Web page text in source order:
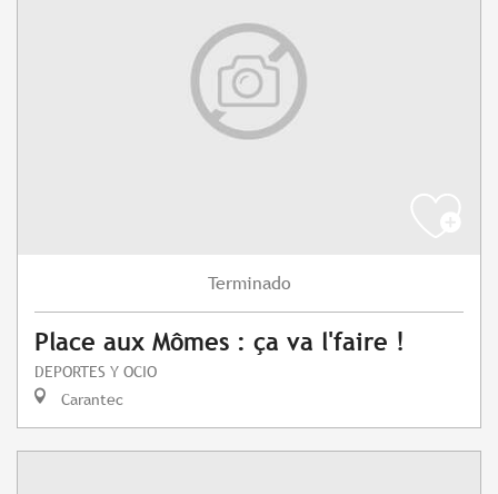
Terminado
Place aux Mômes : ça va l'faire !
DEPORTES Y OCIO
Carantec